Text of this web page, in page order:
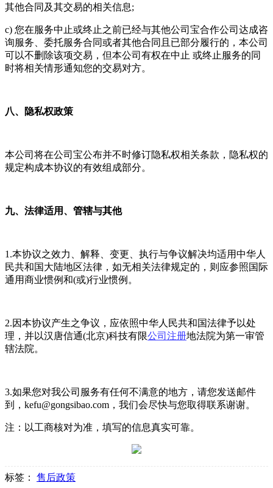
其他合同及其交易的相关信息;
c) 您在服务中止或终止之前已经与其他公司宝合作公司达成咨
询服务、委托服务合同或者其他合同且已部分履行的，本公司
可以不删除该项交易，但本公司有权在中止 或终止服务的同
时将相关情形通知您的交易对方。
八、隐私权政策
本公司将在公司宝公布并不时修订隐私权相关条款，隐私权的
规定构成本协议的有效组成部分。
九、法律适用、管辖与其他
1.本协议之效力、解释、变更、执行与争议解决均适用中华人
民共和国大陆地区法律，如无相关法律规定的，则应参照国际
通用商业惯例和(或)行业惯例。
2.因本协议产生之争议，应依照中华人民共和国法律予以处
理，并以汉唐信通(北京)科技有限公司注册地法院为第一审管
辖法院。
3.如果您对我公司服务有任何不满意的地方，请您发送邮件
到，kefu@gongsibao.com，我们会尽快与您取得联系谢谢。
注：以工商核对为准，填写的信息真实可靠。
标签： 售后政策